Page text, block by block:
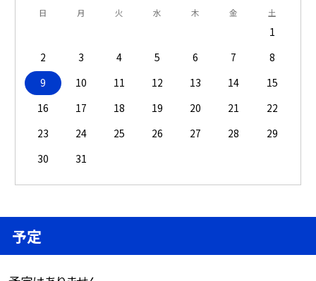
日 月 火 水 木 金 土
1
2
3 4 5 6 7
8
9
10 11 12 13 14
15
16
17 18 19 20 21
22
23
24 25 26 27 28
29
30
31
予定